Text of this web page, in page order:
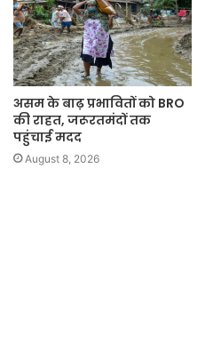
असम के बाढ़ प्रभावितों को BRO
की राहत, जरूरतमंदों तक
पहुंचाई मदद
August 8, 2026